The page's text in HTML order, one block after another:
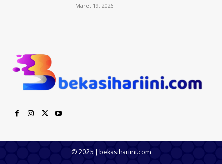
Maret 19, 2026
© 2025 | bekasihariini.com